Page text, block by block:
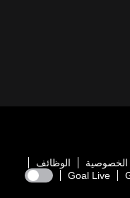
الوظائف
Goal Live